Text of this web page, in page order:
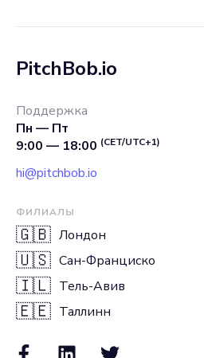
PitchBob.io
Поддержка
Пн — Пт
9:00 — 18:00 (CET/UTC+1)
hi@pitchbob.io
ФИЛИАЛЫ
🇬🇧 Лондон
🇺🇸 Сан-Франциско
🇮🇱 Тель-Авив
🇪🇪 Таллинн